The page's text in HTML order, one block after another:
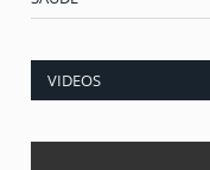
VIDEOS